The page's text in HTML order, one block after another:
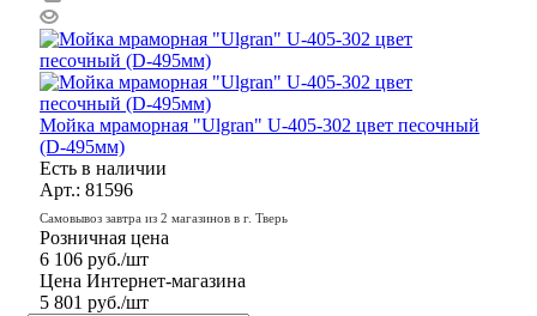
Мойка мраморная "Ulgran" U-405-302 цвет песочный
(D-495мм)
Есть в наличии
Арт.: 81596
Самовывоз завтра из 2 магазинов в г. Тверь
Розничная цена
6 106 руб./шт
Цена Интернет-магазина
5 801 руб./шт